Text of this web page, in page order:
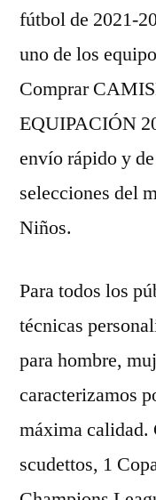
fútbol de 2021-
uno de los
Comprar
EQUIPACIÓN
envío rápido y
selecciones del
Niños.
Para todos los
técnicas
para hombre,
caracterizamos
máxima calidad.
scudettos, 1